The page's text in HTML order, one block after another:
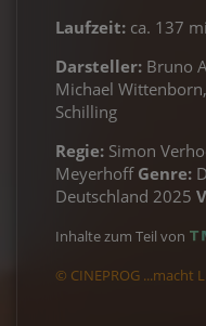
Laufzeit: ca. 137
Darsteller: Bruno
Michael
Schilling
Regie: Simon
Meyerhoff Genre:
Deutschland 2025
Inhalte zum Teil von
© CINEPROG ...macht